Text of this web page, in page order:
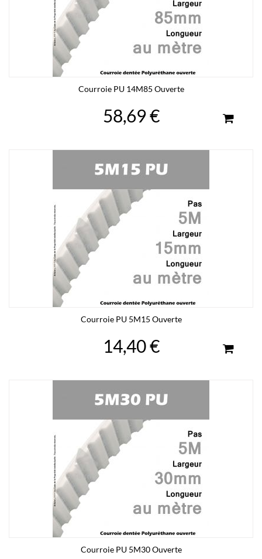
Courroie PU 14M85 Ouverte
58,69 €
Courroie PU 5M15 Ouverte
14,40 €
Courroie PU 5M30 Ouverte